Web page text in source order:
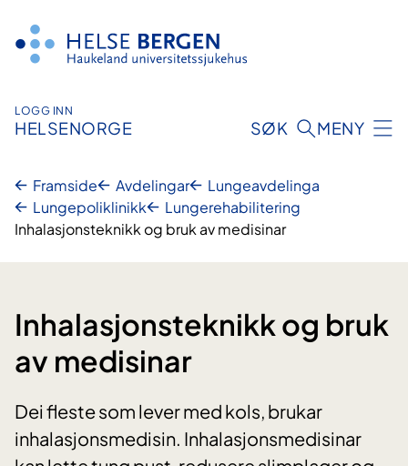
innhald
LOGG INN
HELSENORGE SØK MENY
Framside Avdelingar
Lungeavdelinga
Lungepoliklinikk
Lungerehabilitering
Inhalasjonsteknikk og bruk av medisinar
Inhalasjonsteknikk og bruk
av medisinar
Dei fleste som lever med kols, brukar
inhalasjonsmedisin. Inhalasjonsmedisinar